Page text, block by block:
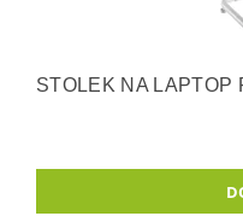
STOLEK NA LAPTOP